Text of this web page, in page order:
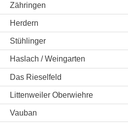
Zähringen
Herdern
Stühlinger
Haslach / Weingarten
Das Rieselfeld
Littenweiler Oberwiehre
Vauban